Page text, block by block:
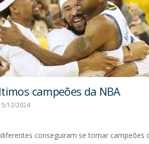
campeões da NBA
12/2024
conseguiram se tornar campeões